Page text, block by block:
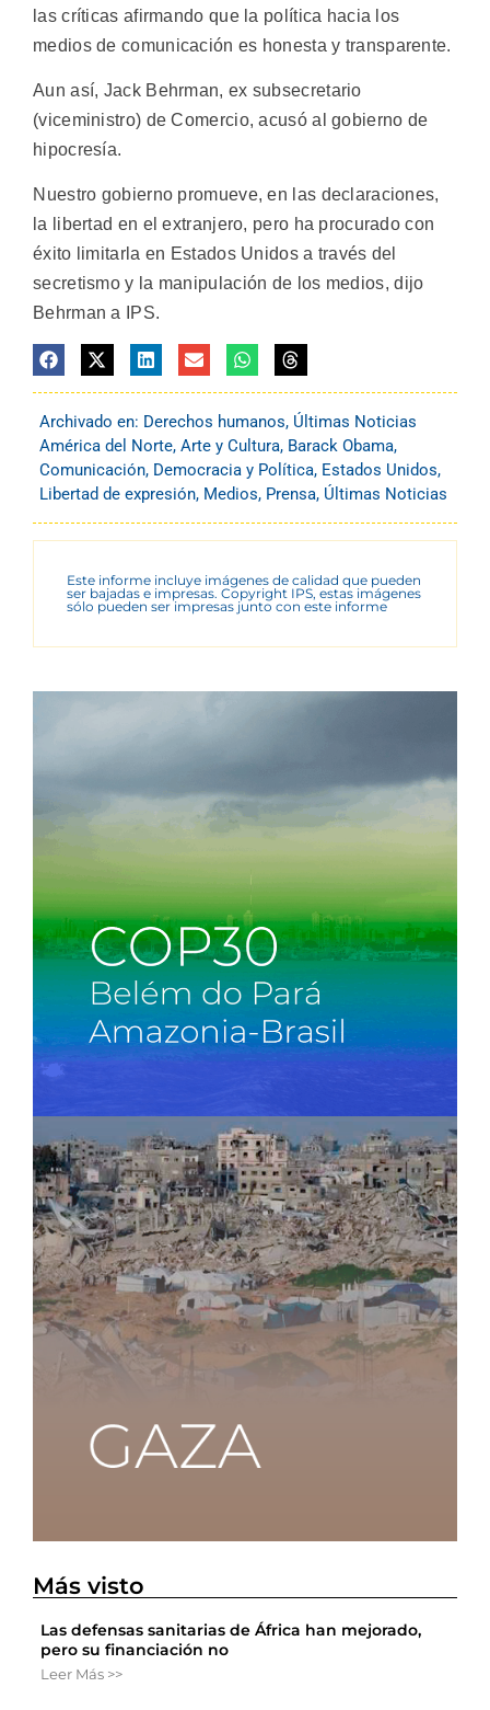
las críticas afirmando que la política hacia los
medios de comunicación es honesta y transparente.
Aun así, Jack Behrman, ex subsecretario
(viceministro) de Comercio, acusó al gobierno de
hipocresía.
Nuestro gobierno promueve, en las declaraciones,
la libertad en el extranjero, pero ha procurado con
éxito limitarla en Estados Unidos a través del
secretismo y la manipulación de los medios, dijo
Behrman a IPS.
Archivado en: Derechos humanos, Últimas Noticias
América del Norte, Arte y Cultura, Barack Obama,
Comunicación, Democracia y Política, Estados Unidos,
Libertad de expresión, Medios, Prensa, Últimas Noticias
Este informe incluye imágenes de calidad que pueden
ser bajadas e impresas. Copyright IPS, estas imágenes
sólo pueden ser impresas junto con este informe
Más visto
Las defensas sanitarias de África han mejorado,
pero su financiación no
Leer Más >>